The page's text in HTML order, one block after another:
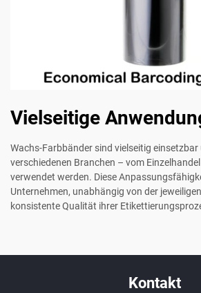
Vielseitige
Wachs-Farbbänder sind vielseitig einsetzbar
verschiedenen Branchen – vom
verwendet werden. Diese
Unternehmen, unabhängig von der
konsistente Qualität ihrer
Kontakt